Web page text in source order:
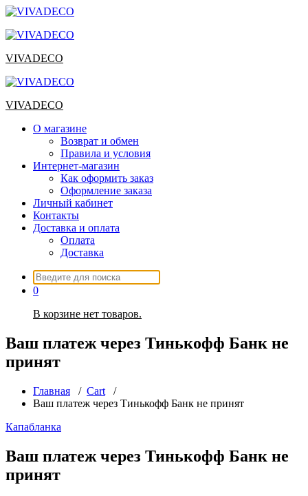
Перейти
содержимому
VIVADECO
VIVADECO
О магазине
Возврат и обмен
Правила и условия
Интернет-магазин
Как оформить заказ
Оформление заказа
Личный кабинет
Контакты
Доставка и оплата
Оплата
Доставка
Искать:
0
В корзине нет товаров.
Ваш платеж через Тинькофф Банк не
принят
Главная / Cart /
Ваш платеж через Тинькофф Банк не принят
Капабланка
Ваш платеж через Тинькофф Банк не
принят